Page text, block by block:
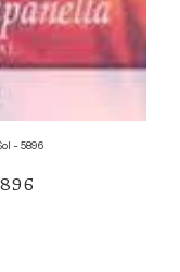
- 5896